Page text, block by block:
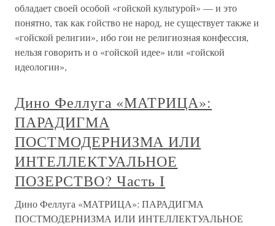
обладает своей особой «гойской культурой» — и это
понятно, так как гойство не народ, не существует также и
«гойской религии», ибо гои не религиозная конфессия,
нельзя говорить и о «гойской идее» или «гойской
идеологии»,
Дино Феллуга «МАТРИЦА»:
ПАРАДИГМА
ПОСТМОДЕРНИЗМА ИЛИ
ИНТЕЛЛЕКТУАЛЬНОЕ
ПОЗЕРСТВО? Часть I
Дино Феллуга «МАТРИЦА»: ПАРАДИГМА
ПОСТМОДЕРНИЗМА ИЛИ ИНТЕЛЛЕКТУАЛЬНОЕ